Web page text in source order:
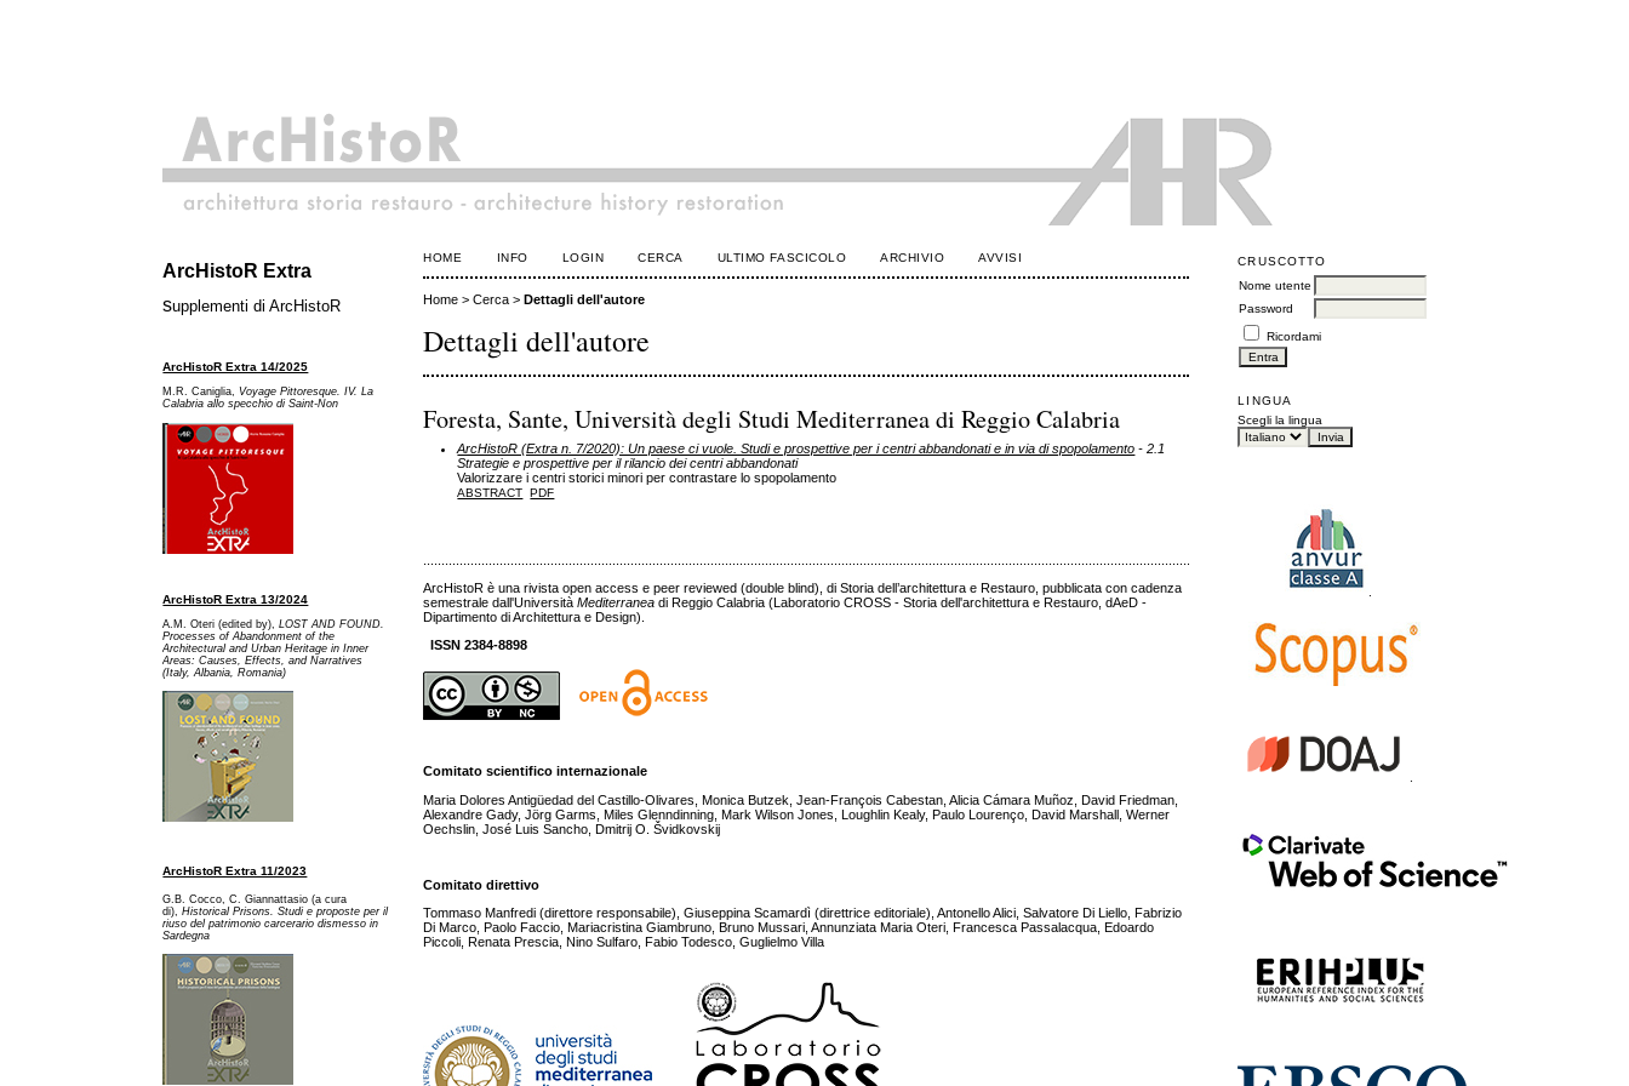
ArcHistoR Extra
supplementi di ArcHistoR
ArcHistoR Extra 14/2025
M.R. Caniglia,Voyage Pittoresque. IV. La
Calabria allo specchio di Saint-Non
ArcHistoR Extra 13/2024
A.M. Oteri (edited by),LOST AND FOUND.
Processes of Abandonment of the
Architectural and Urban Heritage in Inner
Areas: Causes, Effects, and Narratives
(Italy, Albania, Romania)
ArcHistoR Extra 11/2023
G.B. Cocco, C. Giannattasio (a cura
di),Historical Prisons. Studi e proposte per il
riuso del patrimonio carcerario dismesso in
Sardegna
CRUSCOTTO
Nome utente
Password
Ricordami
LINGUA
Scegli la lingua
.
HOME INFO LOGIN CERCA ULTIMO FASCICOLO ARCHIVIO AVVISI
Home >Cerca >Dettagli dell'autore
Dettagli dell'autore
Foresta, Sante, Università degli Studi Mediterranea di Reggio Calabria
ArcHistoR (Extra n. 7/2020): Un paese ci vuole. Studi e prospettive per i centri abbandonati e in via di spopolamento - 2.1
Strategie e prospettive per il rilancio dei centri abbandonati
Valorizzare i centri storici minori per contrastare lo spopolamento
ABSTRACT PDF
ArcHistoR è una rivista open access e peer reviewed (double blind), di Storia dell’architettura e Restauro, pubblicata con cadenza
semestrale dall'UniversitàMediterranea di Reggio Calabria (Laboratorio CROSS - Storia dell'architettura e Restauro, dAeD -
Dipartimento di Architettura e Design).
ISSN 2384-8898
Comitato scientifico internazionale
Maria Dolores Antigüedad del Castillo-Olivares, Monica Butzek, Jean-François Cabestan, Alicia Cámara Muñoz, David Friedman,
Alexandre Gady, Jörg Garms, Miles Glenndinning, Mark Wilson Jones, Loughlin Kealy, Paulo Lourenço, David Marshall, Werner
Oechslin, José Luis Sancho, Dmitrij O. Švidkovskij
Comitato direttivo
Tommaso Manfredi (direttore responsabile), Giuseppina Scamardì (direttrice editoriale), Antonello Alici, Salvatore Di Liello, Fabrizio
Di Marco, Paolo Faccio, Mariacristina Giambruno, Bruno Mussari, Annunziata Maria Oteri, Francesca Passalacqua, Edoardo
Piccoli, Renata Prescia, Nino Sulfaro, Fabio Todesco, Guglielmo Villa